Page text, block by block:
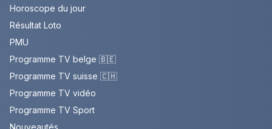
Horoscope du jour
Résultat Loto
PMU
Programme TV belge 🇧🇪
Programme TV suisse 🇨🇭
Programme TV vidéo
Programme TV Sport
Nouveautés